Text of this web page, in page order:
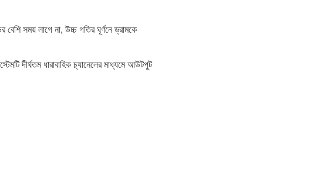
বেশি সময় লাগে না, উচ্চ গতির ঘূর্ণনে ড্রামকে
দীর্ঘতম ধারাবাহিক চ্যানেলের মাধ্যমে আউটপুট